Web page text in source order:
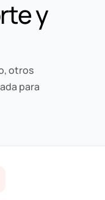
y
otros
para